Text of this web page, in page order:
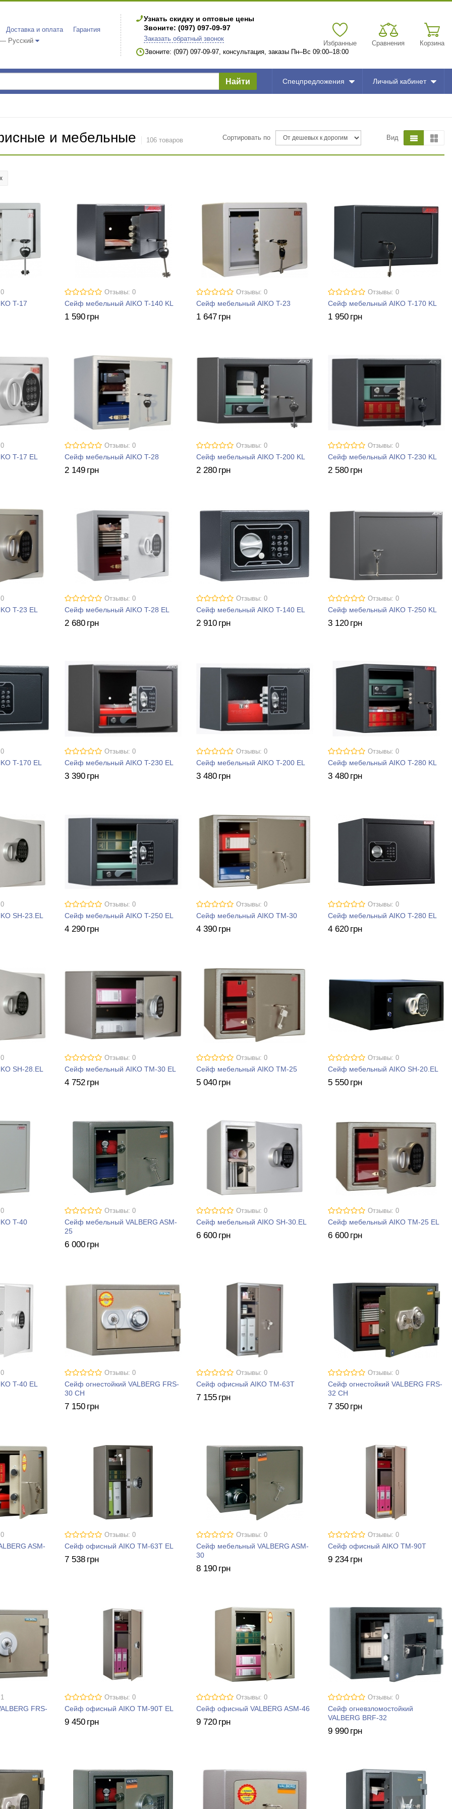
Доставка и оплата
Гарантия
Русский
Узнать скидку и оптовые цены
Звоните: (097) 097-09-97
Заказать обратный звонок
Звоните: (097) 097-09-97, консультация, заказы Пн–Вс 09:00–18:00
Избранные Сравнения Корзина
Найти Спецпредложения Личный кабинет
и мебельные 106 товаров Сортировать по Вид
T-17
Отзывы: 0
Сейф мебельный AIKO T-140 KL
1 590 грн
Отзывы: 0
Сейф мебельный AIKO T-23
1 647 грн
Отзывы: 0
Сейф мебельный AIKO T-170 KL
1 950 грн
T-17 EL
Отзывы: 0
Сейф мебельный AIKO T-28
2 149 грн
Отзывы: 0
Сейф мебельный AIKO T-200 KL
2 280 грн
Отзывы: 0
Сейф мебельный AIKO T-230 KL
2 580 грн
T-23 EL
Отзывы: 0
Сейф мебельный AIKO T-28 EL
2 680 грн
Отзывы: 0
Сейф мебельный AIKO T-140 EL
2 910 грн
Отзывы: 0
Сейф мебельный AIKO T-250 KL
3 120 грн
T-170 EL
Отзывы: 0
Сейф мебельный AIKO T-230 EL
3 390 грн
Отзывы: 0
Сейф мебельный AIKO T-200 EL
3 480 грн
Отзывы: 0
Сейф мебельный AIKO T-280 KL
3 480 грн
SH-23.EL
Отзывы: 0
Сейф мебельный AIKO T-250 EL
4 290 грн
Отзывы: 0
Сейф мебельный AIKO ТM-30
4 390 грн
Отзывы: 0
Сейф мебельный AIKO T-280 EL
4 620 грн
SH-28.EL
Отзывы: 0
Сейф мебельный AIKO ТM-30 EL
4 752 грн
Отзывы: 0
Сейф мебельный AIKO ТM-25
5 040 грн
Отзывы: 0
Сейф мебельный AIKO SH-20.EL
5 550 грн
T-40
Отзывы: 0
Сейф мебельный VALBERG ASM-
25
6 000 грн
Отзывы: 0
Сейф мебельный AIKO SH-30.EL
6 600 грн
Отзывы: 0
Сейф мебельный AIKO ТM-25 EL
6 600 грн
T-40 EL
Отзывы: 0
Сейф огнестойкий VALBERG FRS-
30 CH
7 150 грн
Отзывы: 0
Сейф офисный AIKO ТM-63T
7 155 грн
Отзывы: 0
Сейф огнестойкий VALBERG FRS-
32 CH
7 350 грн
ASM-
Отзывы: 0
Сейф офисный AIKO ТM-63T EL
7 538 грн
Отзывы: 0
Сейф мебельный VALBERG ASM-
30
8 190 грн
Отзывы: 0
Сейф офисный AIKO ТM-90Т
9 234 грн
FRS-
Отзывы: 0
Сейф офисный AIKO ТM-90Т EL
9 450 грн
Отзывы: 0
Сейф офисный VALBERG ASM-46
9 720 грн
Отзывы: 0
Сейф огневзломостойкий
VALBERG BRF-32
9 990 грн